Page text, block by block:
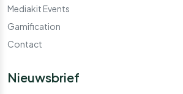
Mediakit Events
Gamification
Contact
Nieuwsbrief